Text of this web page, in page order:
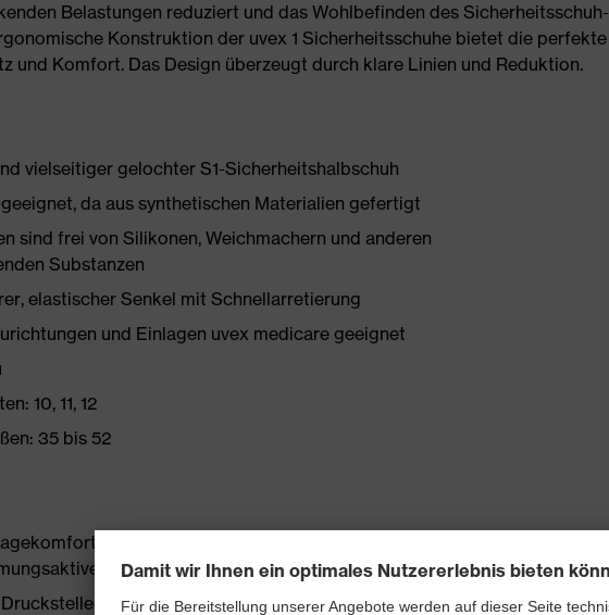
Belastungen reduziert und das Wohlbefinden des Sicherheitsschuh-
Konstruktion der uvex 1 Sicherheitsschuhe bietet die perfekte
und Komfort. Das Design überzeugt durch klare Linien und Reduktion.
vielseitiger gelochter S1-Sicherheitshalbschuh
da aus synthetischen Materialien gefertigt
sind frei von Silikonen, Weichmachern und anderen
Substanzen
elastischer Senkel mit Schnellarretierung
und Einlagen uvex medicare geeignet
10, 11, 12
35 bis 52
zu dem ein neu entwickelter Leisten ebenso beiträgt wie die
Materialien mit Perforation
nahezu nahtfreie Schaftkonstruktion aus Hightech-